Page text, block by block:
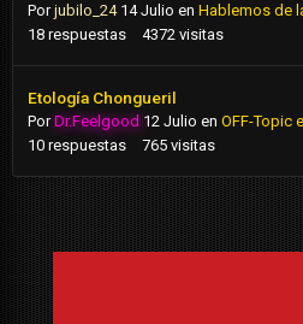
Porjubilo_24 14 Julio en Hablemos de
18 respuestas 4372 visitas
Etología Chongueril
PorDr.Feelgood 12 Julio en OFF-Topic
10 respuestas 765 visitas